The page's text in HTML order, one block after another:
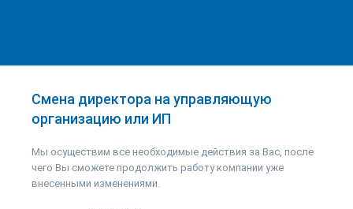
Смена директора на управляющую
организацию или ИП
Мы осуществим все необходимые действия за Вас, после
чего Вы сможете продолжить работу компании уже
внесенными изменениями.